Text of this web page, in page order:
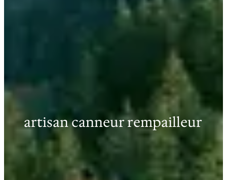
artisan canneur rempailleur